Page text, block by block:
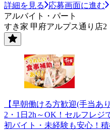
詳細を見る
応募画面に進む
アルバイト・パート
すき家 甲府アルプス通り店2
【早朝働ける方歓迎(手当あ
2・1日2h～OK！セルフレ
初バイト・未経験も安心！